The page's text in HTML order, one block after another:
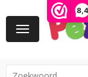
8,4
Toggle
navigation